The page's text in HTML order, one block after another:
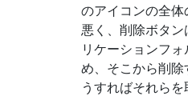
のアイコンの全
悪く、削除ボタ
リケーションフ
め、そこから削
うすればそれら